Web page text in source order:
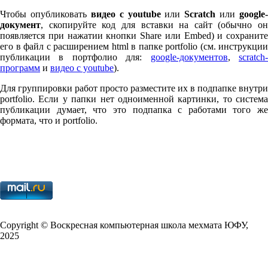
Чтобы опубликовать видео с youtubeилиScratch или google-
документ, скопируйте код для вставки на сайт (обычно он
появляется при нажатии кнопки Share или Embed) и сохраните
его в файл с расширением html в папке port­fo­lio (см. инструкции
публикации в портфолио для: google-документов,scratch-
программ и видео с youtube).
Для группировки работ просто разместите их в подпапке внутри
port­fo­lio. Если у папки нет одноименной картинки, то система
публикации думает, что это подпапка с работами того же
формата, что и port­fo­lio.
Copy­right © Воскресная компьютерная школа мехмата ЮФУ,
2025